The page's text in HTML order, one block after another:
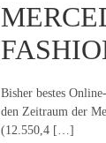
Bisher bestes
den Zeitraum der
(12.550,4 […]